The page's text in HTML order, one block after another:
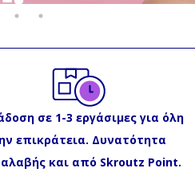
σε 1-3 εργάσιμες για όλη
επικράτεια. Δυνατότητα
και από Skroutz Point.